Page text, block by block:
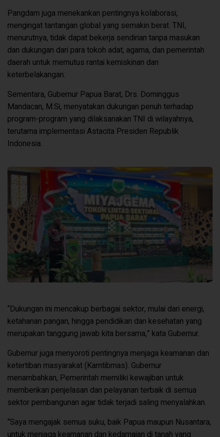
Pangdam juga menekankan pentingnya kolaborasi,
mengingat tantangan global yang semakin berat. TNI,
menurutnya, tidak dapat bekerja sendirian tanpa masukan
dan dukungan dari para tokoh adat, agama, dan pemerintah
daerah untuk memutus rantai kemiskinan dan
keterbelakangan.
Sementara, Gubernur Papua Barat, Drs. Dominggus
Mandacan, M.Si, menyatakan dukungan penuh terhadap
program-program yang dilaksanakan TNI di wilayahnya,
terutama implementasi Astacita Presiden Republik
Indonesia.
“Dukungan ini mencakup berbagai sektor, mulai dari energi,
ketahanan pangan, hingga pendidikan dan kesehatan yang
merupakan tanggung jawab kita bersama,” kata Gubernur.
Gubernur juga menyoroti pentingnya menjaga keamanan dan
ketertiban masyarakat (Kamtibmas). Gubernur
menambahkan, Pemerintah memiliki kewajiban untuk
memberikan penjelasan dan pelayanan terbaik di semua
sektor pembangunan agar tidak terjadi saling menyalahkan.
“Saya mengajak semua suku, baik Papua maupun Nusantara,
untuk menjaga keamanan dan kedamaian di tanah yang